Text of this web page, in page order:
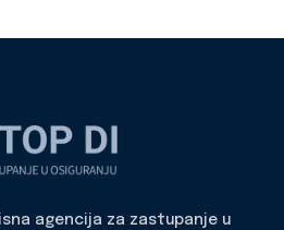
agencija za zastupanje u